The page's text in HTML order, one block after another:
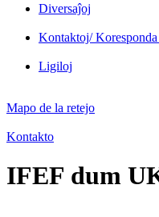
Diversaĵoj
Kontaktoj/
Ligiloj
Mapo de la retejo
Kontakto
IFEF dum